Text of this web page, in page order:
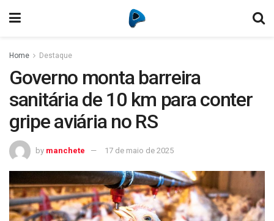
Home Destaque
Governo monta barreira
sanitária de 10 km para conter
gripe aviária no RS
by manchete 17 de maio de 2025